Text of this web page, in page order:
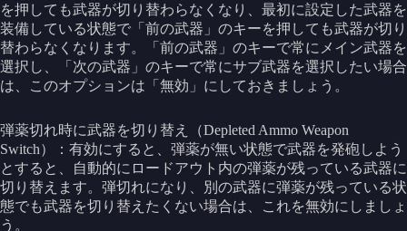
を押しても武器が切り替わらなくなり、最初に設定した武器を
装備している状態で「前の武器」のキーを押しても武器が切り
替わらなくなります。「前の武器」のキーで常にメイン武器を
選択し、「次の武器」のキーで常にサブ武器を選択したい場合
は、このオプションは「無効」にしておきましょう。
弾薬切れ時に武器を切り替え（Depleted Ammo Weapon
Switch）：有効にすると、弾薬が無い状態で武器を発砲しよう
とすると、自動的にロードアウト内の弾薬が残っている武器に
切り替えます。弾切れになり、別の武器に弾薬が残っている状
態でも武器を切り替えたくない場合は、これを無効にしましょ
う。